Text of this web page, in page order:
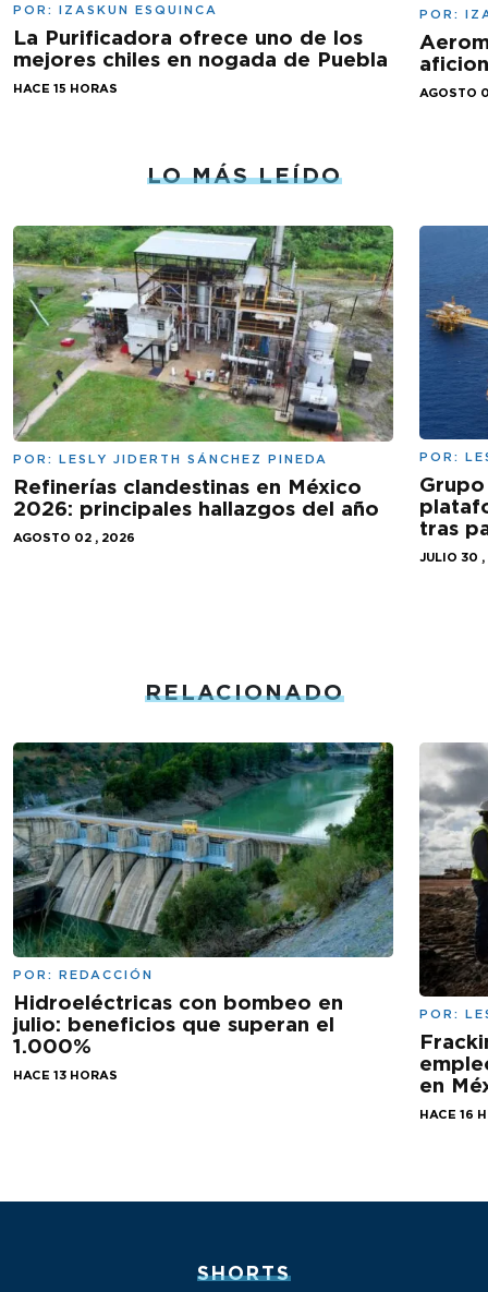
POR: IZASKUN ESQUINCA
La Purificadora ofrece uno de los
mejores chiles en nogada de Puebla
HACE 15 HORAS
POR:
AGOSTO
LO MÁS LEÍDO
POR: LESLY JIDERTH SÁNCHEZ PINEDA
Refinerías clandestinas en México
2026: principales hallazgos del año
AGOSTO 02 , 2026
POR:
tras
JULIO 30
RELACIONADO
POR: REDACCIÓN
Hidroeléctricas con bombeo en
julio: beneficios que superan el
1.000%
HACE 13 HORAS
POR:
en
HACE 16
SHORTS